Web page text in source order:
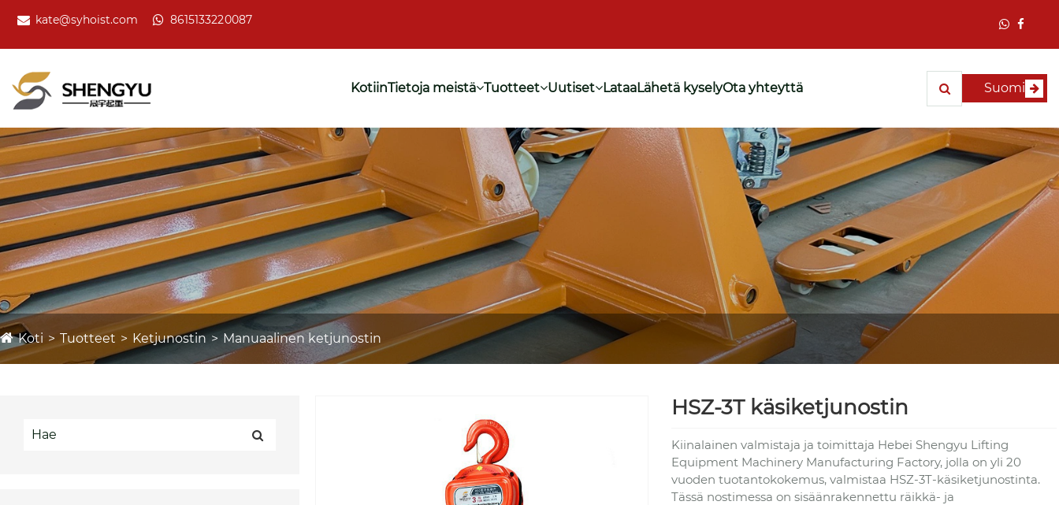
kate@syhoist.com 8615133220087
KotiinTietoja meistä Tuotteet Uutiset LataaLähetä kyselyOta yhteyttä Suomi
Koti Tuotteet Ketjunostin Manuaalinen ketjunostin
HSZ-3T käsiketjunostin
Kiinalainen valmistaja ja toimittaja Hebei Shengyu Lifting
Equipment Machinery Manufacturing Factory, jolla on yli 20
vuoden tuotantokokemus, valmistaa HSZ-3T-käsiketjunostinta.
Tässä nostimessa on sisäänrakennettu räikkä- ja